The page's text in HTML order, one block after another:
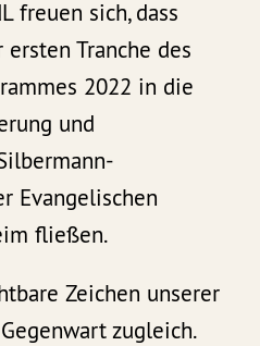
freuen sich, dass
ersten Tranche des
2022 in die
und
Evangelischen
fließen.
Zeichen unserer
zugleich.